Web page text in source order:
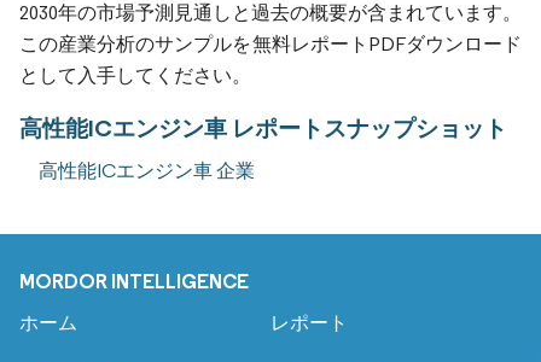
2030年の市場予測見通しと過去の概要が含まれています。
この産業分析のサンプルを無料レポートPDFダウンロード
として入手してください。
高性能ICエンジン車 レポートスナップショット
高性能ICエンジン車 企業
MORDOR INTELLIGENCE
ホーム レポート